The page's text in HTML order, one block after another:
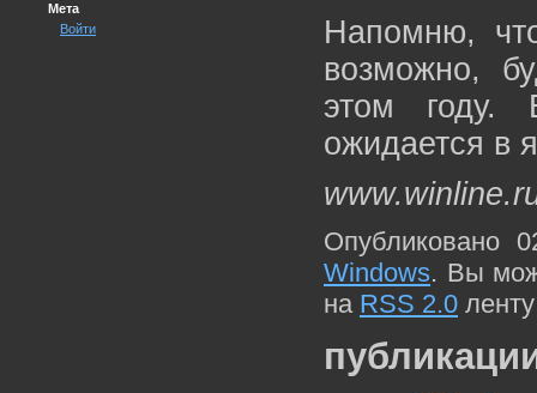
Мета
Войти
Напомню,
возможно,
этом
ожидается в
Опубликовано
Windows. Вы
на RSS 2.0